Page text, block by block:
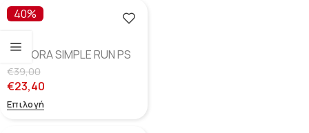
40%
DIADORA SIMPLE RUN PS
– Grey Alaska
€39,00
€23,40
Επιλογή